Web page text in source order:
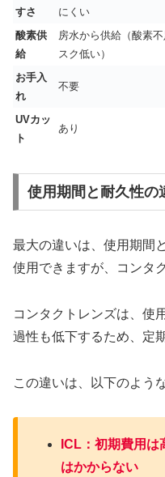
すさ にくい
酸素供
給
房水から供給（酸素不
スク低い）
お手入
れ
不要
UVカッ
ト
あり
使用期間と耐久性の
最大の違いは、使用期間
使用できますが、コンタ
コンタクトレンズは、使
過性も低下するため、定
この違いは、以下のよう
ICL：初期費用は
はかからない